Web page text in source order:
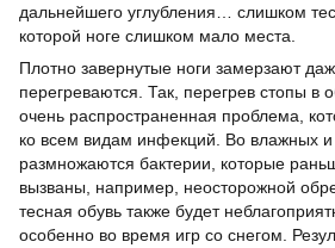
дальнейшего углубления… слишком
которой ноге слишком мало места.
Плотно завернутые ноги замерзают
перегреваются. Так, перегрев стопы в
очень распространенная проблема,
ко всем видам инфекций. Во влажных и
размножаются бактерии, которые
вызваны, например, неосторожной
тесная обувь также будет
особенно во время игр со снегом.